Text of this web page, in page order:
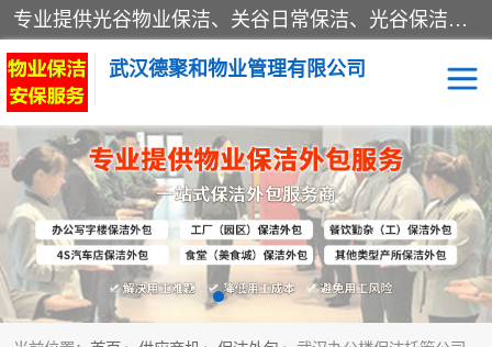
专业提供光谷物业保洁、关谷日常保洁、光谷保洁外包及武汉其他城区的单位日常保洁 武汉德聚和物业管理有限公司致力于打造中国专业物业保洁服务、日常保洁及其他保洁清洗外包服务。自公司成立以来提倡以先进的物业管理理念和模式经营，谋篇布局，以“至诚服务、精益求精、规范管理、锐意拓新”为质量方针，强化内部管理，为业主提供专业化、标准化和精细化的全方位物业服务，管理服务水平得到了广大业主和业内人士的一致好评。
武汉德聚和物业管理有限公司
保洁外包